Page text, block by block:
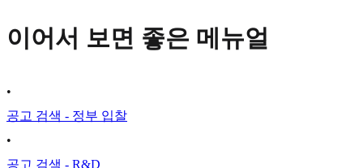
이어서 보면 좋은 메뉴얼
•
공고 검색 - 정부 입찰
•
공고 검색 - R&D